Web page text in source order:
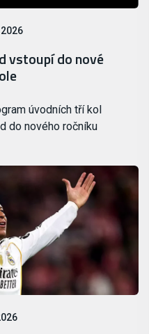
vstoupí do nové
úvodních tří kol
do nového ročníku